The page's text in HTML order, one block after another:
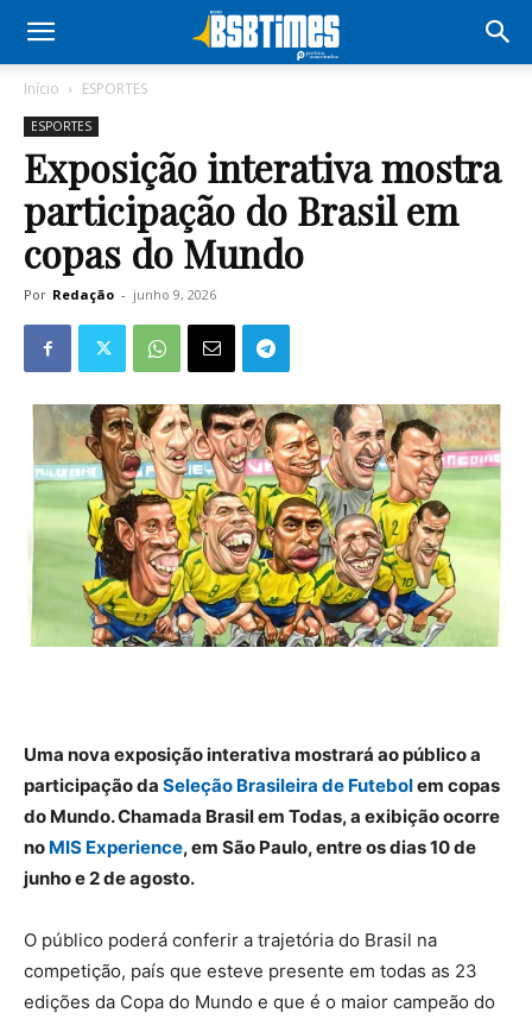
Início ESPORTES
ESPORTES
Exposição interativa mostra
participação do Brasil em
copas do Mundo
Por Redação - junho 9, 2026
Uma nova exposição interativa mostrará ao público a
participação da Seleção Brasileira de Futebolem copas
do Mundo. Chamada Brasil em Todas, a exibição ocorre
no MIS Experience, em São Paulo, entre os dias 10 de
junho e 2 de agosto.
O público poderá conferir a trajetória do Brasil na
competição, país que esteve presente em todas as 23
edições da Copa do Mundo e que é o maior campeão do